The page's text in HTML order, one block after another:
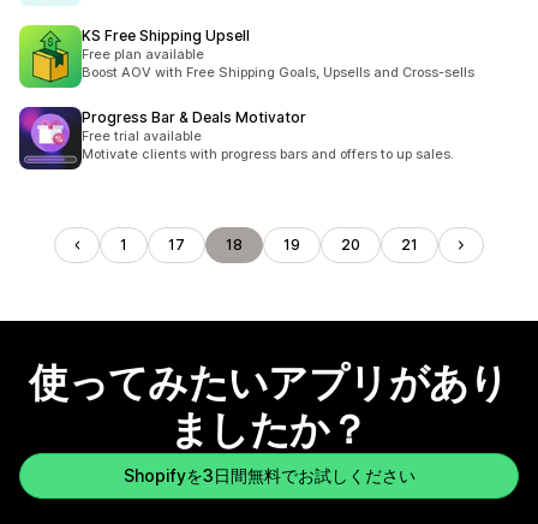
KS Free Shipping Upsell
Free plan available
Boost AOV with Free Shipping Goals, Upsells and Cross-sells
Progress Bar & Deals Motivator
Free trial available
Motivate clients with progress bars and offers to up sales.
1 17 18 19 20 21
使ってみたいアプリがあり
ましたか？
Shopifyを3日間無料でお試しください